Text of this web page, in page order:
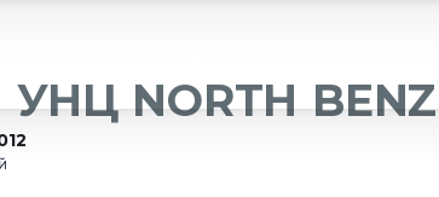
УНЦ NORTH BENZ